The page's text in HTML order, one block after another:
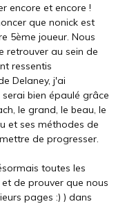
encore et encore !
que nonick est
5ème joueur. Nous
retrouver au sein de
ressentis
Delaney, j'ai
bien épaulé grâce
le grand, le beau, le
et ses méthodes de
de progresser.
toutes les
de prouver que nous
pages :) ) dans